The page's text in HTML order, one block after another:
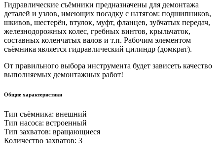
Гидравлические съёмники предназначены для демонтажа
деталей и узлов, имеющих посадку с натягом: подшипников,
шкивов, шестерён, втулок, муфт, фланцев, зубчатых передач,
железнодорожных колес, гребных винтов, крыльчаток,
составных коленчатых валов и т.п. Рабочим элементом
съёмника является гидравлический цилиндр (домкрат).
От правильного выбора инструмента будет зависеть качество
выполняемых демонтажных работ!
Общие характеристики
Тип съёмника: внешний
Тип насоса: встроенный
Тип захватов: вращающиеся
Количество захватов: 3